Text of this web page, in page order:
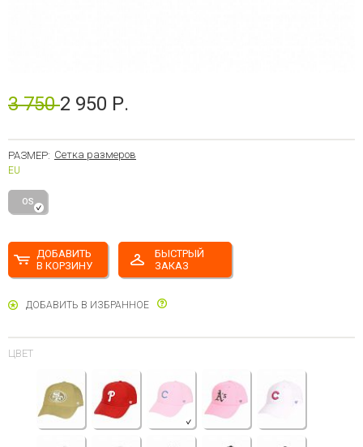
3 7502 950 Р.
РАЗМЕР: Сетка размеров
EU
OS
ДОБАВИТЬ
В КОРЗИНУ
БЫСТРЫЙ
ЗАКАЗ
ДОБАВИТЬ В ИЗБРАННОЕ
ЦВЕТ